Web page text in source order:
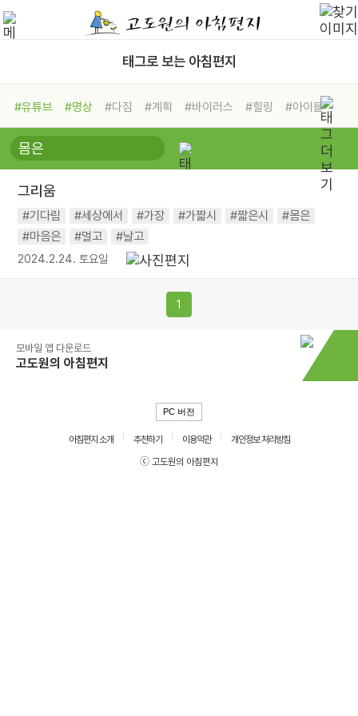
태그로 보는 아침편지
#유튜브 #명상 #다짐 #계획 #바이러스 #힐링
#아이들
#비전캠프
#독서캠프 #삶
#희망
#나눔 #친구 #링컨학교
#독서
#건강
그리움
#기다림 #세상에서 #가장 #가짧시 #짧은시
#몸은
#마음은
#멀고 #날고
2024.2.24. 토요일
1
모바일 앱 다운로드
고도원의 아침편지
PC 버전
아침편지 소개 추천하기 이용약관
개인정보 처리방침
ⓒ 고도원의 아침편지